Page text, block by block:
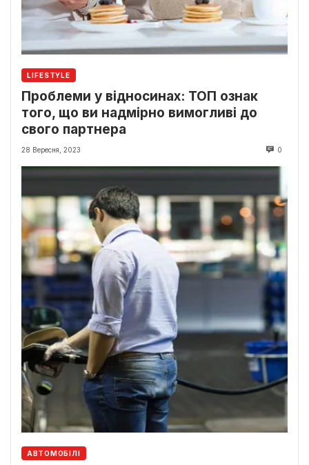
LIFESTYLE
Проблеми у відносинах: ТОП ознак
того, що ви надмірно вимогливі до
свого партнера
28 Вересня, 2023 0
АВТОМОБІЛІ